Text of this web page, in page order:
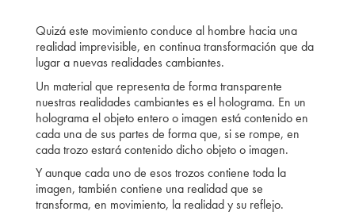
Quizá este movimiento conduce al hombre hacia una
realidad imprevisible, en continua transformación que da
lugar a nuevas realidades cambiantes.
Un material que representa de forma transparente
nuestras realidades cambiantes es el holograma. En un
holograma el objeto entero o imagen está contenido en
cada una de sus partes de forma que, si se rompe, en
cada trozo estará contenido dicho objeto o imagen.
Y aunque cada uno de esos trozos contiene toda la
imagen, también contiene una realidad que se
transforma, en movimiento, la realidad y su reflejo.